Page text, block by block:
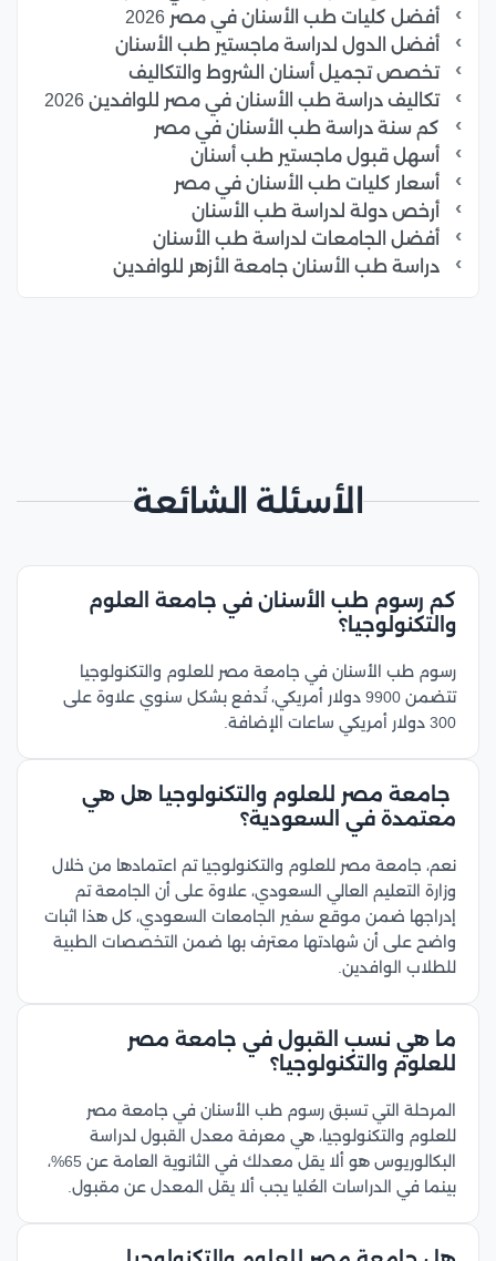
أفضل كليات طب الأسنان في مصر 2026
أفضل الدول لدراسة ماجستير طب الأسنان
تخصص تجميل أسنان الشروط والتكاليف
تكاليف دراسة طب الأسنان في مصر للوافدين 2026
كم سنة دراسة طب الأسنان في مصر
أسهل قبول ماجستير طب أسنان
أسعار كليات طب الأسنان في مصر
أرخص دولة لدراسة طب الأسنان
أفضل الجامعات لدراسة طب الأسنان
دراسة طب الأسنان جامعة الأزهر للوافدين
الأسئلة الشائعة
كم رسوم طب الأسنان في جامعة العلوم
والتكنولوجيا؟
رسوم طب الأسنان في جامعة مصر للعلوم والتكنولوجيا
تتضمن 9900 دولار أمريكي، تُدفع بشكل سنوي علاوة على
300 دولار أمريكي ساعات الإضافة.
جامعة مصر للعلوم والتكنولوجيا هل هي
معتمدة في السعودية؟
نعم، جامعة مصر للعلوم والتكنولوجيا تم اعتمادها من خلال
وزارة التعليم العالي السعودي، علاوة على أن الجامعة تم
إدراجها ضمن موقع سفير الجامعات السعودي، كل هذا اثبات
واضح على أن شهادتها معترف بها ضمن التخصصات الطبية
للطلاب الوافدين.
ما هي نسب القبول في جامعة مصر
للعلوم والتكنولوجيا؟
المرحلة التي تسبق رسوم طب الأسنان في جامعة مصر
للعلوم والتكنولوجيا، هي معرفة معدل القبول لدراسة
البكالوريوس هو ألا يقل معدلك في الثانوية العامة عن 65%،
بينما في الدراسات العُليا يجب ألا يقل المعدل عن مقبول.